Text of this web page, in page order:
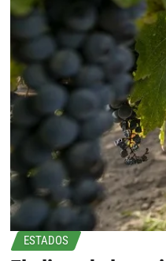
ESTADOS